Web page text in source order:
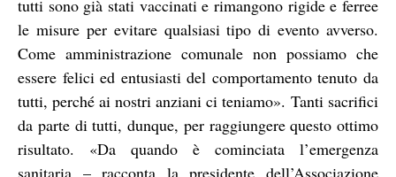
tutti sono già stati vaccinati e rimangono rigide e ferree
le misure per evitare qualsiasi tipo di evento avverso.
Come amministrazione comunale non possiamo che
essere felici ed entusiasti del comportamento tenuto da
tutti, perché ai nostri anziani ci teniamo». Tanti sacrifici
da parte di tutti, dunque, per raggiungere questo ottimo
risultato. «Da quando è cominciata l’emergenza
sanitaria – racconta la presidente dell’Associazione